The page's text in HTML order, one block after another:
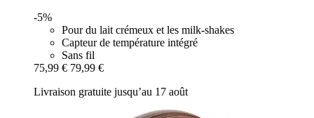
-5%
Pour du lait crémeux et les milk-shakes
Capteur de température intégré
Sans fil
75,99 € 79,99 €
Livraison gratuite jusqu’au 17 août